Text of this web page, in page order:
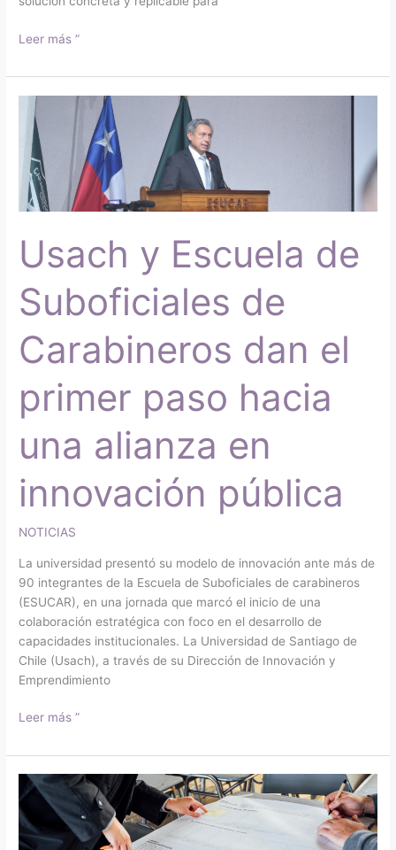
Leer más ”
Usach y Escuela de
Suboficiales de
Carabineros dan el
primer paso hacia
una alianza en
innovación pública
NOTICIAS
La universidad presentó su modelo de innovación ante más de
90 integrantes de la Escuela de Suboficiales de carabineros
(ESUCAR), en una jornada que marcó el inicio de una
colaboración estratégica con foco en el desarrollo de
capacidades institucionales. La Universidad de Santiago de
Chile (Usach), a través de su Dirección de Innovación y
Emprendimiento
Usach
Escuela
de
Suboficiales
de
dan
el
paso
hacia
una
alianza
innovación
pública
Leer más ”
Usach
presenta
resultados
de